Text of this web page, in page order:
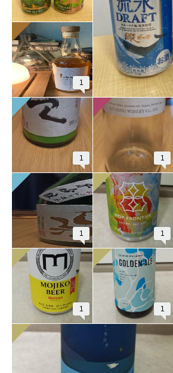
1
1 1
1 1
1 1